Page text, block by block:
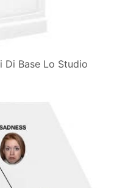
Di Base Lo Studio